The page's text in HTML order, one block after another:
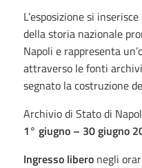
L’esposizione si
della storia nazionale
Napoli e rappresenta
attraverso le fonti
segnato la costruzione
Archivio di Stato di
1° giugno – 30 giugno
Ingresso libero negli